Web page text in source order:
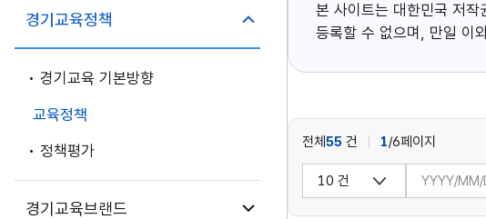
경기교육정책
하위메뉴 닫기
경기교육 기본방향
교육정책
정책평가
경기교육브랜드
하위메뉴 열기
본 사이트는 대한민국 저
등록할 수 없으며, 만일 이
전체 55 건 1/6페이지
페이징 옵션
검색 옵션